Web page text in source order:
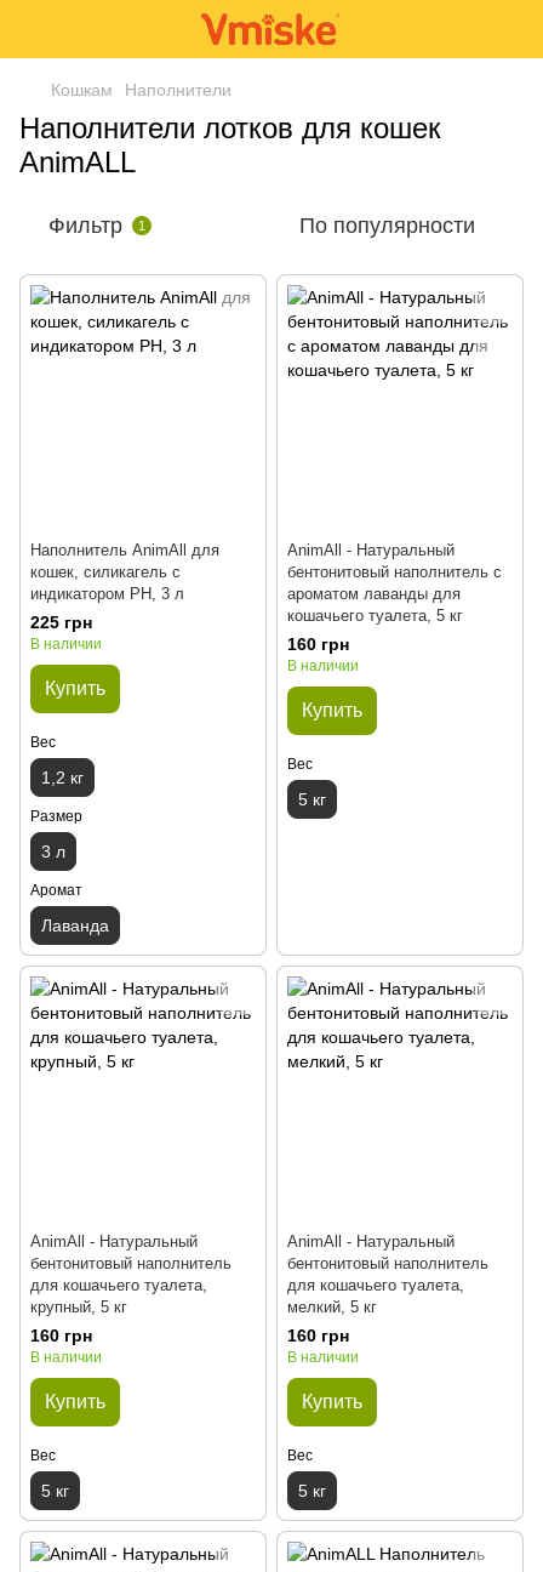
Кошкам Наполнители
Наполнители лотков для кошек
AnimALL
Фильтр 1 По популярности
Наполнитель AnimAll для
кошек, силикагель с
индикатором PH, 3 л
225 грн
В наличии
Купить
Вес
1,2 кг
Размер
3 л
Аромат
Лаванда
AnimAll - Натуральный
бентонитовый наполнитель с
ароматом лаванды для
кошачьего туалета, 5 кг
160 грн
В наличии
Купить
Вес
5 кг
AnimAll - Натуральный
бентонитовый наполнитель
для кошачьего туалета,
крупный, 5 кг
160 грн
В наличии
Купить
Вес
5 кг
AnimAll - Натуральный
бентонитовый наполнитель
для кошачьего туалета,
мелкий, 5 кг
160 грн
В наличии
Купить
Вес
5 кг